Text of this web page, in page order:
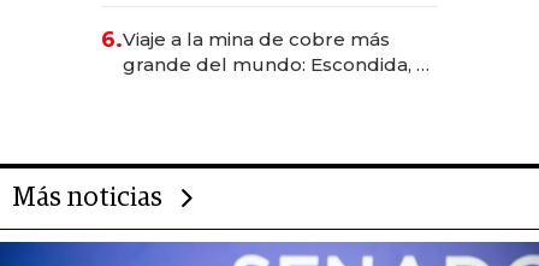
6.Viaje a la mina de cobre más
grande del mundo: Escondida, el
Más noticias